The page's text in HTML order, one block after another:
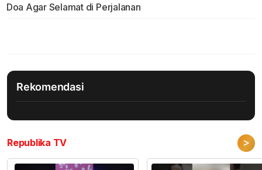
Doa Agar Selamat di Perjalanan
Rekomendasi
Republika TV >